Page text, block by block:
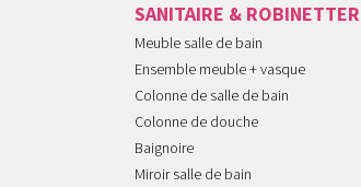
SANITAIRE &
Meuble salle de bain
Ensemble meuble + vasque
Colonne de salle de bain
Colonne de douche
Baignoire
Miroir salle de bain